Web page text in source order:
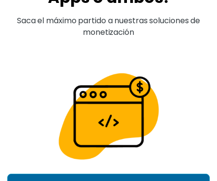
Saca el máximo partido a nuestras soluciones de
monetización